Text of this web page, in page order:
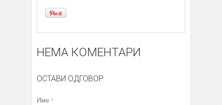
НЕМА КОМЕНТАРИ
ОСТАВИ ОДГОВОР
Име *